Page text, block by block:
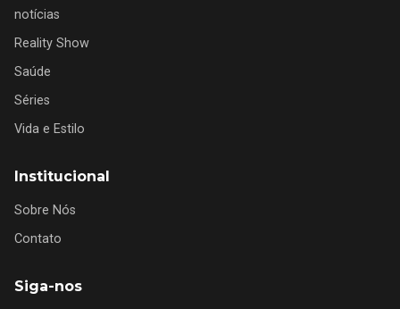
notícias
Reality Show
Saúde
Séries
Vida e Estilo
Institucional
Sobre Nós
Contato
Siga-nos